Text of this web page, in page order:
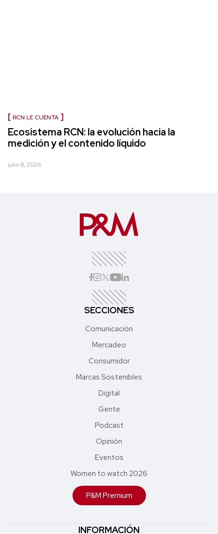
RCN LE CUENTA
Ecosistema RCN: la evolución hacia la
medición y el contenido líquido
julio 8, 2026
SECCIONES
Comunicación
Mercadeo
Consumidor
Marcas Sostenibles
Digital
Gente
Podcast
Opinión
Eventos
Women to watch 2026
P&M Premium
INFORMACIÓN